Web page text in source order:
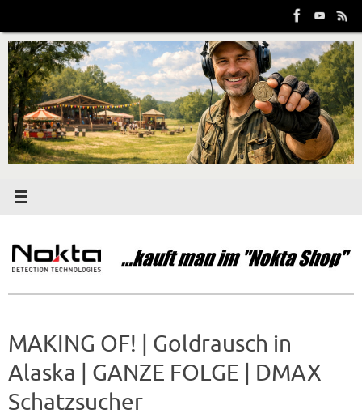
Inhalt
springen
MAKING OF! | Goldrausch in
Alaska | GANZE FOLGE | DMAX
Schatzsucher